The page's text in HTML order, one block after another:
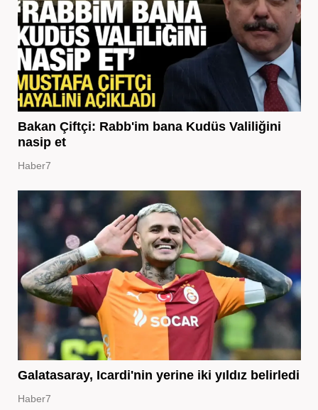
Bakan Çiftçi: Rabb'im bana Kudüs Valiliğini
nasip et
Haber7
Galatasaray, Icardi'nin yerine iki yıldız belirledi
Haber7